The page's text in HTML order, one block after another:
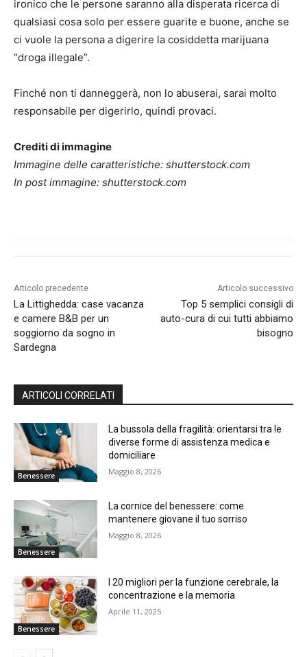
ironico che le persone saranno alla disperata ricerca di
qualsiasi cosa solo per essere guarite e buone, anche se
ci vuole la persona a digerire la cosiddetta marijuana
“droga illegale”.
Finché non ti danneggerà, non lo abuserai, sarai molto
responsabile per digerirlo, quindi provaci.
Crediti di immagine
Immagine delle caratteristiche: shutterstock.com
In post immagine: shutterstock.com
Articolo precedente
La Littighedda: case vacanza
e camere B&B per un
soggiorno da sogno in
Sardegna
Articolo successivo
Top 5 semplici consigli di
auto-cura di cui tutti abbiamo
bisogno
ARTICOLI CORRELATI
Benessere
La bussola della fragilità: orientarsi tra le
diverse forme di assistenza medica e
domiciliare
Maggio 8, 2026
Benessere
La cornice del benessere: come
mantenere giovane il tuo sorriso
Maggio 8, 2026
Benessere
I 20 migliori per la funzione cerebrale, la
concentrazione e la memoria
Aprile 11, 2025